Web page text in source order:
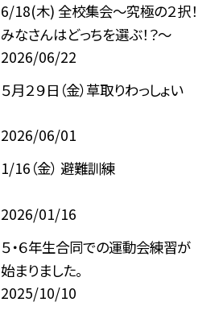
6/18(木) 全校集会～究極の２択！
みなさんはどっちを選ぶ！？～
2026/06/22
５月２９日（金）草取りわっしょい
2026/06/01
1/16（金） 避難訓練
2026/01/16
５・６年生合同での運動会練習が
始まりました。
2025/10/10